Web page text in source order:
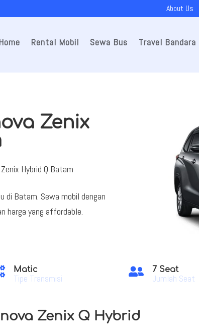
About Us
Home Rental Mobil Sewa Bus Travel Bandara
Zenix
Hybrid Q Batam
di Batam. Sewa mobil dengan
harga yang affordable.
Matic
Tipe Transmisi
 7 Seat
Jumlah Seat
Zenix Q Hybrid